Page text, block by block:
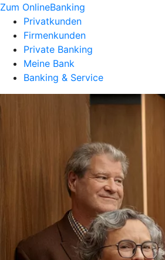
Zum OnlineBanking
Privatkunden
Firmenkunden
Private Banking
Meine Bank
Banking & Service